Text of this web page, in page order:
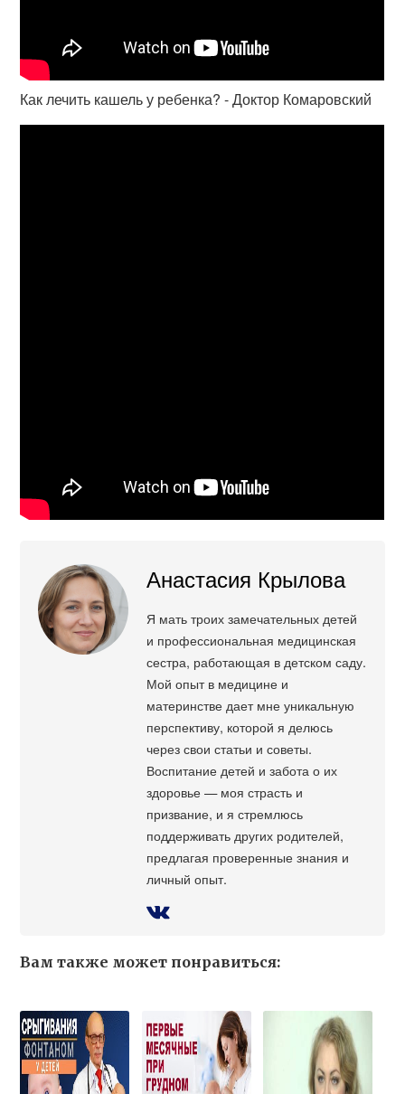
Как лечить кашель у ребенка? - Доктор Комаровский
Анастасия Крылова
Я мать троих замечательных детей
и профессиональная медицинская
сестра, работающая в детском саду.
Мой опыт в медицине и
материнстве дает мне уникальную
перспективу, которой я делюсь
через свои статьи и советы.
Воспитание детей и забота о их
здоровье — моя страсть и
призвание, и я стремлюсь
поддерживать других родителей,
предлагая проверенные знания и
личный опыт.
Вам также может понравиться: